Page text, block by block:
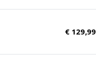
€ 129,99